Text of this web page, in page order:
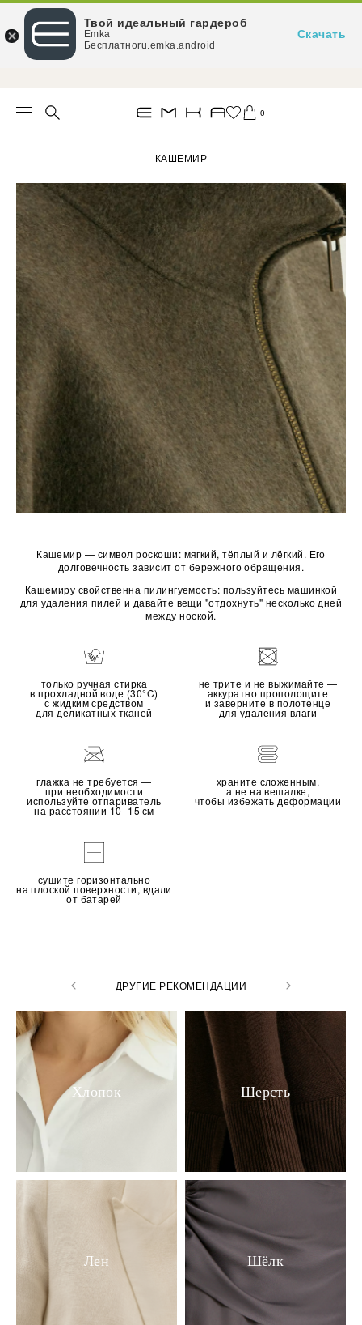
При заказе от 15 000 ₽ — доставка за наш счёт
0
КАШЕМИР
Кашемир — символ роскоши: мягкий, тёплый и лёгкий. Его
долговечность зависит от бережного обращения.
Кашемиру свойственна пилингуемость: пользуйтесь машинкой
для удаления пилей и давайте вещи "отдохнуть" несколько дней
между ноской.
только ручная стирка
в прохладной воде (30°C)
с жидким средством
для деликатных тканей
не трите и не выжимайте —
аккуратно прополощите
и заверните в полотенце
для удаления влаги
глажка не требуется —
при необходимости
используйте отпариватель
на расстоянии 10–15 см
храните сложенным,
а не на вешалке,
чтобы избежать деформации
сушите горизонтально
на плоской поверхности, вдали
от батарей
ДРУГИЕ РЕКОМЕНДАЦИИ
Хлопок Шерсть
Лен Шёлк
Твой идеальный гардероб
Emka
Бесплатноru.emka.android
Скачать